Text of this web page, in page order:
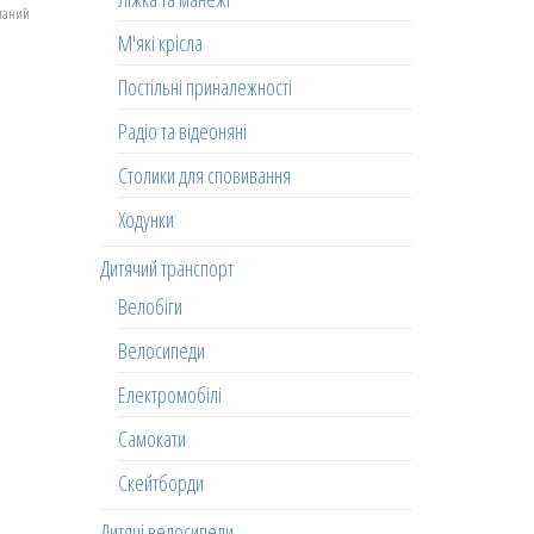
М'які крісла
Постільні приналежності
Радіо та відеоняні
Столики для сповивання
Ходунки
Дитячий транспорт
Велобіги
Велосипеди
Електромобілі
Самокати
Скейтборди